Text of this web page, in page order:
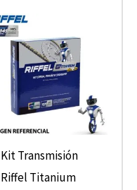
Kit Transmisión
Riffel Titanium